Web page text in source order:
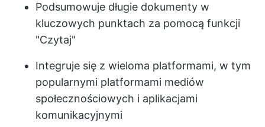
Podsumowuje długie dokumenty w
kluczowych punktach za pomocą funkcji
"Czytaj"
Integruje się z wieloma platformami, w tym
popularnymi platformami mediów
społecznościowych i aplikacjami
komunikacyjnymi